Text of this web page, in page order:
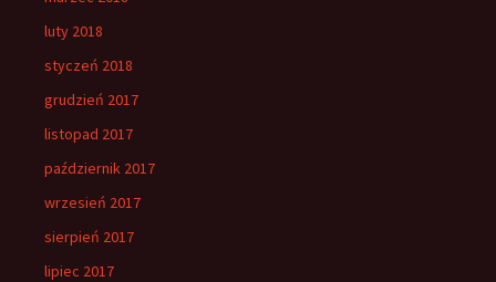
luty 2018
styczeń 2018
grudzień 2017
listopad 2017
październik 2017
wrzesień 2017
sierpień 2017
lipiec 2017